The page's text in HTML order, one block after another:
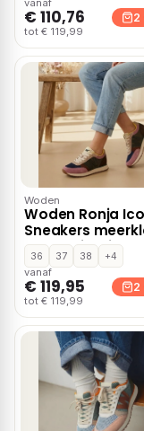
vanaf
€ 110,76
tot € 119,99
2
Woden
Woden Ronja
Sneakers
– Combinatie
36 37 38
+4
vanaf
€ 119,95
tot € 119,99
2